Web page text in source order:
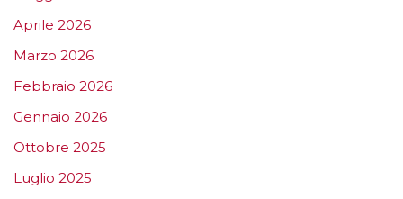
Aprile 2026
Marzo 2026
Febbraio 2026
Gennaio 2026
Ottobre 2025
Luglio 2025